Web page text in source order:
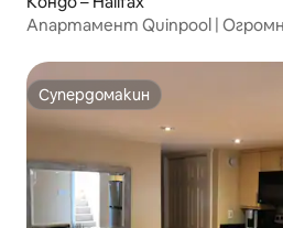
Апартамент Quinpool |
Супердомакин
Супердомакин